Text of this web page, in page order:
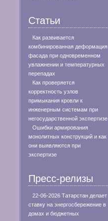
Статьи
Как развивается
комбинированная деформация
фасада при одновременном
увлажнении и температурных
перепадах
Как проверяется
корректность узлов
примыкания кровли к
инженерным системам при
негосударственной экспертизе
Ошибки армирования
монолитных конструкций и как
они выявляются при
экспертизе
Пресс-релизы
22-06-2026 Татарстан делает
ставку на энергосбережение в
домах и бюджетных